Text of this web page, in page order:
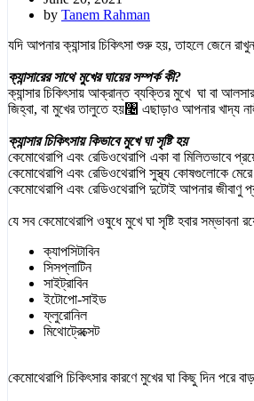
by Tanem Rahman
যদি আপনার ক্যান্সার চিকিৎসা শুরু হয়, তাহলে জেনে
ক্যান্সারের সাথে মুখের ঘায়ের সম্পর্ক কী?
ক্যান্সার চিকিৎসায় আক্রান্ত ব্যক্তির মুখে ঘা বা
জিহ্বা, বা মুখের তালুতে হয়৤ এছাড়াও আপনার খাদ্য
ক্যান্সার চিকিৎসায় কিভাবে মুখে ঘা সৃষ্টি হয়
কেমোথেরাপি এবং রেডিওথেরাপি একা বা মিলিতভাবে
কেমোথেরাপি এবং রেডিওথেরাপি সুস্থ্য কোষগুলোকে
কেমোথেরাপি এবং রেডিওথেরাপি দুটোই আপনার
যে সব কেমোথেরাপি ওষুধে মুখে ঘা সৃষ্টি হবার সম্ভাবনা
ক্যাপসিটাবিন
সিসপ্লাটিন
সাইট্রাবিন
ইটোপো-সাইড
ফ্লুরোনিল
মিথোট্রেক্সেট
কেমোথেরাপি চিকিৎসার কারণে মুখের ঘা কিছু দিন পরে